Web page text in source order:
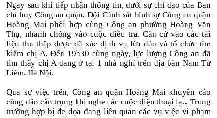
Ngay sau khi tiếp nhận thông tin, dưới sự chỉ đạo của Ban
chỉ huy Công an quận, Đội Cảnh sát hình sự Công an quận
Hoàng Mai phối hợp cùng Công an phường Hoàng Văn
Thụ, nhanh chóng vào cuộc điều tra. Căn cứ vào các tài
liệu thu thập được đã xác định vụ lừa đảo và tổ chức tìm
kiếm chị A. Đến 19h30 cùng ngày, lực lượng Công an đã
tìm thấy chị A đang ở tại 1 nhà nghỉ trên địa bàn Nam Từ
Liêm, Hà Nội.
Qua sự việc trên, Công an quận Hoàng Mai khuyến cáo
công dân cẩn trọng khi nghe các cuộc điện thoại lạ... Trong
trường hợp bị đe dọa đang liên quan các vụ việc vi phạm